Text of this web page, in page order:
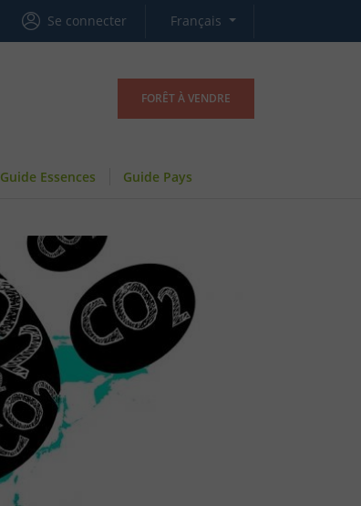
Se connecter Français
FORÊT À VENDRE
Guide Essences Guide Pays